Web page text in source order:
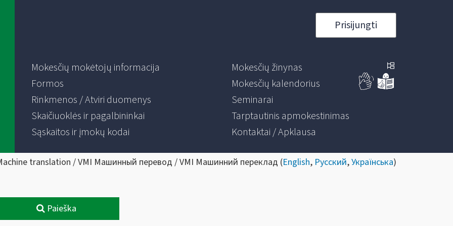
Prisijungti
Mokesčių mokėtojų informacija
Formos
Rinkmenos / Atviri duomenys
Skaičiuoklės ir pagalbininkai
Sąskaitos ir įmokų kodai
Mokesčių žinynas
Mokesčių kalendorius
Seminarai
Tarptautinis apmokestinimas
Kontaktai / Apklausa
translation / VMI Машинный перевод / VMI Машинний переклад (English, Русский,Українська)
Paieška